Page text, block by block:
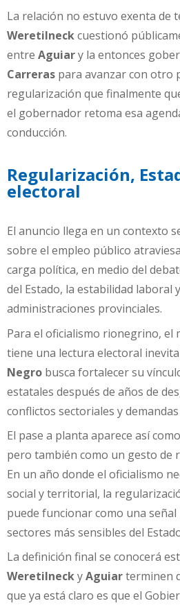
La relación no estuvo exenta de
Weretilneckcuestionó
entre Aguiary la entonces
Carreras para avanzar con otro
regularización que finalmente
el gobernador retoma esa
conducción.
Regularización,
electoral
El anuncio llega en un contexto
sobre el empleo público
carga política, en medio del
del Estado, la estabilidad laboral
administraciones provinciales.
Para el oficialismo rionegrino, el
tiene una lectura electoral
Negro busca fortalecer su
estatales después de años de
conflictos sectoriales y
El pase a planta aparece así
pero también como un gesto de
En un año donde el oficialismo
social y territorial, la
puede funcionar como una señal
sectores más sensibles del
La definición final se conocerá
WeretilneckyAguiarterminen
que ya está claro es que el